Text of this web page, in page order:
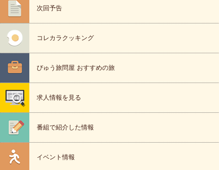
次回予告
コレカラクッキング
びゅう旅問屋 おすすめの旅
求人情報を見る
番組で紹介した情報
イベント情報